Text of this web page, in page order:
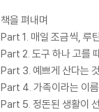
책을 펴내며
Part 1. 매일 조금씩, 루
Part 2. 도구 하나 고를
Part 3. 예쁘게 산다는
Part 4. 가족이라는 이
Part 5. 정돈된 생활이